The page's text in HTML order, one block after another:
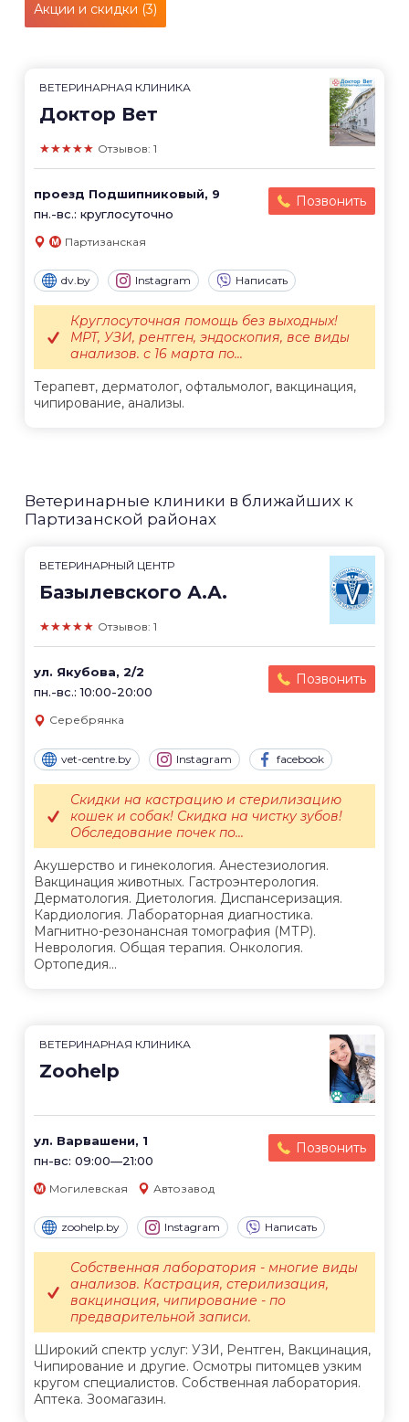
Акции и скидки (3)
ВЕТЕРИНАРНАЯ КЛИНИКА
Доктор Вет
★★★★★ Отзывов: 1
проезд Подшипниковый, 9
пн.-вс.: круглосуточно
Позвонить
Партизанская
dv.by Instagram Написать
Терапевт, дерматолог, офтальмолог, вакцинация,
чипирование, анализы.
Круглосуточная помощь без выходных!
МРТ, УЗИ, рентген, эндоскопия, все виды
анализов. с 16 марта по...
Ветеринарные клиники в ближайших к
Партизанской районах
ВЕТЕРИНАРНЫЙ ЦЕНТР
Базылевского А.А.
★★★★★ Отзывов: 1
ул. Якубова, 2/2
пн.-вс.: 10:00-20:00
Позвонить
Серебрянка
vet-centre.by Instagram facebook
Акушерство и гинекология. Анестезиология.
Вакцинация животных. Гастроэнтерология.
Дерматология. Диетология. Диспансеризация.
Кардиология. Лабораторная диагностика.
Магнитно-резонансная томография (МТР).
Неврология. Общая терапия. Онкология.
Ортопедия...
Скидки на кастрацию и стерилизацию
кошек и собак! Скидка на чистку зубов!
Обследование почек по...
ВЕТЕРИНАРНАЯ КЛИНИКА
Zoohelp
ул. Варвашени, 1
пн-вс: 09:00—21:00
Позвонить
Могилевская Автозавод
zoohelp.by Instagram Написать
Широкий спектр услуг: УЗИ, Рентген, Вакцинация,
Чипирование и другие. Осмотры питомцев узким
кругом специалистов. Собственная лаборатория.
Аптека. Зоомагазин.
Собственная лаборатория - многие виды
анализов. Кастрация, стерилизация,
вакцинация, чипирование - по
предварительной записи.